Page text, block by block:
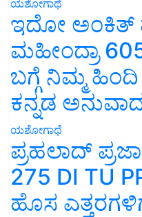
ಯಶೋಗಾಥೆ
ಇದೋ ಅಂಕಿತ್
ಮಹೀಂದ್ರಾ
ಬಗ್ಗೆ ನಿಮ್ಮ
ಕನ್ನಡ
ಯಶೋಗಾಥೆ
ಪ್ರಹಲಾದ್
275 DI TU
ಹೊಸ